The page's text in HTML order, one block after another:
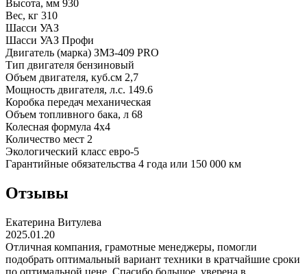
Высота, мм 930
Вес, кг 310
Шасси УАЗ
Шасси УАЗ Профи
Двигатель (марка) ЗМЗ-409 PRO
Тип двигателя бензиновый
Объем двигателя, куб.см 2,7
Мощность двигателя, л.с. 149.6
Коробка передач механическая
Объем топливного бака, л 68
Колесная формула 4х4
Количество мест 2
Экологический класс евро-5
Гарантийные обязательства 4 года или 150 000 км
Отзывы
Екатерина Витулева
2025.01.20
Отличная компания, грамотные менеджеры, помогли
подобрать оптимальный вариант техники в кратчайшие сроки